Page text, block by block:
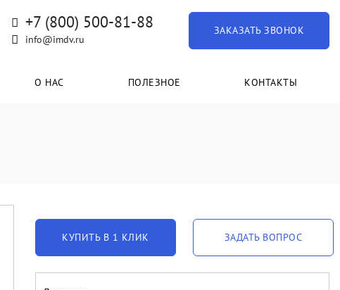
+7 (800) 500-81-88
info@imdv.ru
ЗАКАЗАТЬ ЗВОНОК
О НАС ПОЛЕЗНОЕ КОНТАКТЫ
КУПИТЬ В 1 КЛИК ЗАДАТЬ ВОПРОС